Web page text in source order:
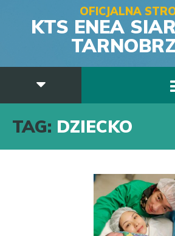
OFICJALNA
KTS ENEA
TAG: DZIECKO